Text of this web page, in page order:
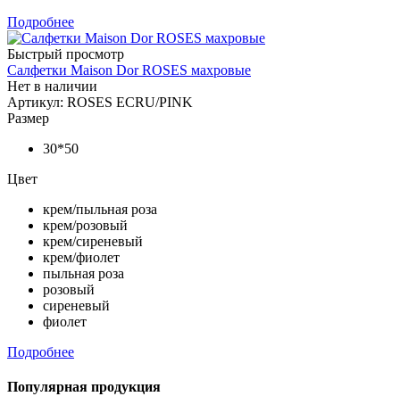
Подробнее
Быстрый просмотр
Салфетки Maison Dor ROSES махровые
Нет в наличии
Артикул: ROSES ECRU/PINK
Размер
30*50
Цвет
крем/пыльная роза
крем/розовый
крем/сиреневый
крем/фиолет
пыльная роза
розовый
сиреневый
фиолет
Подробнее
Популярная продукция